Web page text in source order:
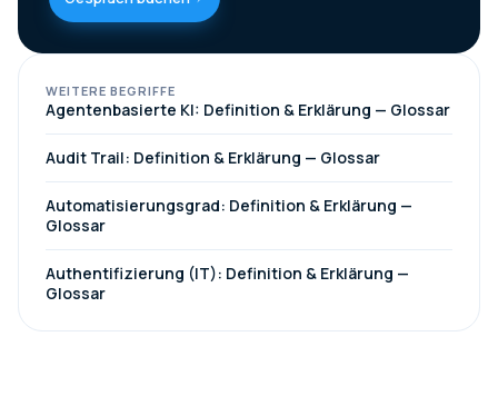
WEITERE BEGRIFFE
Agentenbasierte KI: Definition & Erklärung — Glossar
Audit Trail: Definition & Erklärung — Glossar
Automatisierungsgrad: Definition & Erklärung —
Glossar
Authentifizierung (IT): Definition & Erklärung —
Glossar